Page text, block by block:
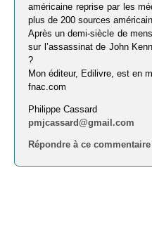
américaine reprise par les
plus de 200 sources
Après un demi-siècle de
sur l’assassinat de John
?
Mon éditeur, Edilivre, est en
fnac.com
Philippe Cassard
pmjcassard@gmail.com
Répondre à ce commentaire